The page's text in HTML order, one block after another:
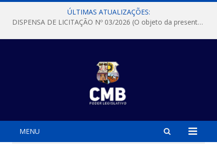
ÚLTIMAS ATUALIZAÇÕES:
DISPENSA DE LICITAÇÃO Nº 03/2026 (O objeto da presente dispensa é a escolha da proposta mais vantajosa para a aquisição, de aparelhos de ar condicionado, tipo Split, com material de instalação e fogão industrial, conforme condições, quantidades e exigências estabelecidas no termo de referencia e neste aviso de contratação direta e seus anexos)
MENU